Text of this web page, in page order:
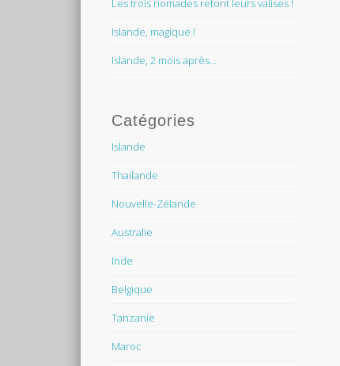
Les trois nomades refont leurs valises !
Islande, magique !
Islande, 2 mois après…
Catégories
Islande
Thailande
Nouvelle-Zélande
Australie
Inde
Belgique
Tanzanie
Maroc